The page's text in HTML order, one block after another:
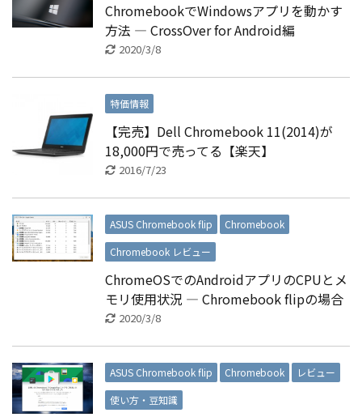
ChromebookでWindowsアプリを動かす
方法 ― CrossOver for Android編
2020/3/8
特価情報
【完売】Dell Chromebook 11(2014)が
18,000円で売ってる【楽天】
2016/7/23
ASUS Chromebook flip
Chromebook
Chromebook レビュー
ChromeOSでのAndroidアプリのCPUとメ
モリ使用状況 ― Chromebook flipの場合
2020/3/8
ASUS Chromebook flip Chromebook
レビュー
使い方・豆知識